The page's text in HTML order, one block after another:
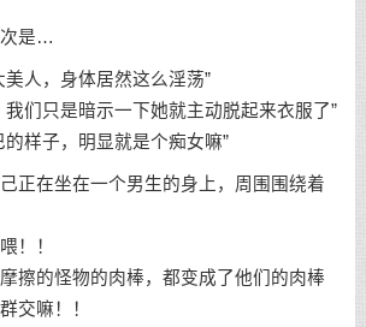
是…
美人，身体居然这么淫荡”
我们只是暗示一下她就主动脱起来衣服了”
的样子，明显就是个痴女嘛”
正在坐在一个男生的身上，周围围绕着
！！
擦的怪物的肉棒，都变成了他们的肉棒
交嘛！！